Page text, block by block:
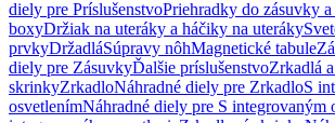
diely pre PríslušenstvoPriehradky do zásuvky
boxyDržiak na uteráky a háčiky na uteráky
prvkyDržadláSúpravy nôhMagnetické tabule
diely pre ZásuvkyĎalšie príslušenstvoZrkadlá
skrinkyZrkadloNáhradné diely pre ZrkadloS
osvetlenímNáhradné diely pre S integrovaným